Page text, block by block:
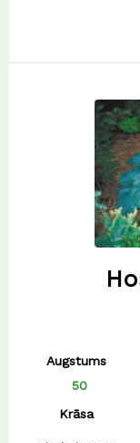
Augstums
50
Krāsa